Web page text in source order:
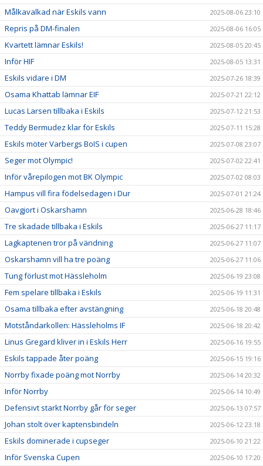
Målkavalkad när Eskils vann
2025-08-06 23:10
Repris på DM-finalen 2025-08-06 16:05
Kvartett lämnar Eskils! 2025-08-05 20:45
Inför HIF 2025-08-05 13:31
Eskils vidare i DM 2025-07-26 18:39
Osama Khattab lämnar EIF 2025-07-21 22:12
Lucas Larsen tillbaka i Eskils 2025-07-12 21:53
Teddy Bermudez klar för Eskils 2025-07-11 15:28
Eskils möter Varbergs BoIS i cupen 2025-07-08 23:07
Seger mot Olympic! 2025-07-02 22:41
Inför vårepilogen mot BK Olympic 2025-07-02 08:03
Hampus vill fira födelsedagen i Dur 2025-07-01 21:24
Oavgjort i Oskarshamn 2025-06-28 18:46
Tre skadade tillbaka i Eskils 2025-06-27 11:17
Lagkaptenen tror på vändning 2025-06-27 11:07
Oskarshamn vill ha tre poäng 2025-06-27 11:06
Tung förlust mot Hässleholm 2025-06-19 23:08
Fem spelare tillbaka i Eskils 2025-06-19 11:31
Osama tillbaka efter avstängning 2025-06-18 20:48
Motståndarkollen: Hässleholms IF 2025-06-18 20:42
Linus Gregard kliver in i Eskils Herr 2025-06-16 19:55
Eskils tappade åter poäng 2025-06-15 19:16
Norrby fixade poäng mot Norrby 2025-06-14 20:32
Inför Norrby 2025-06-14 10:49
Defensivt starkt Norrby går för seger 2025-06-13 07:57
Johan stolt över kaptensbindeln 2025-06-12 23:18
Eskils dominerade i cupseger 2025-06-10 21:22
Inför Svenska Cupen 2025-06-10 17:20